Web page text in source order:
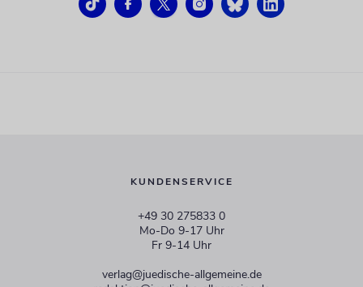
KUNDENSERVICE
+49 30 275833 0
Mo-Do 9-17 Uhr
Fr 9-14 Uhr
verlag@juedische-allgemeine.de